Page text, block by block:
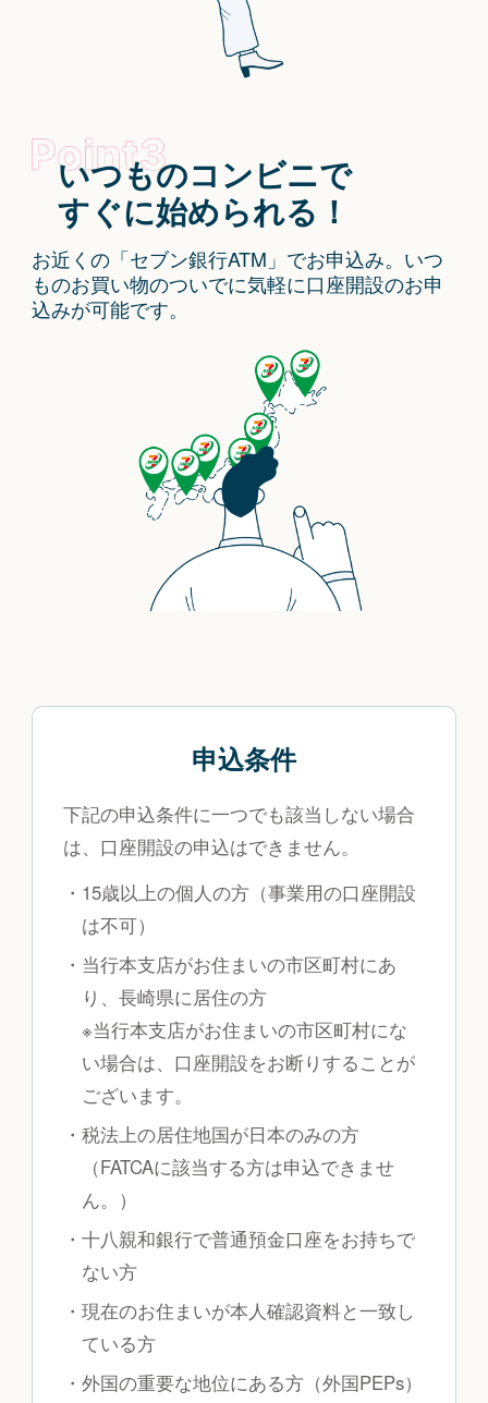
いつものコンビニで
すぐに始められる！
お近くの「セブン銀行ATM」でお申込み。いつ
ものお買い物のついでに気軽に口座開設のお申
込みが可能です。
申込条件
下記の申込条件に一つでも該当しない場合
は、口座開設の申込はできません。
・15歳以上の個人の方（事業用の口座開設
は不可）
・当行本支店がお住まいの市区町村にあ
り、長崎県に居住の方
※当行本支店がお住まいの市区町村にな
い場合は、口座開設をお断りすることが
ございます。
・税法上の居住地国が日本のみの方
（FATCAに該当する方は申込できませ
ん。）
・十八親和銀行で普通預金口座をお持ちで
ない方
・現在のお住まいが本人確認資料と一致し
ている方
・外国の重要な地位にある方（外国PEPs）